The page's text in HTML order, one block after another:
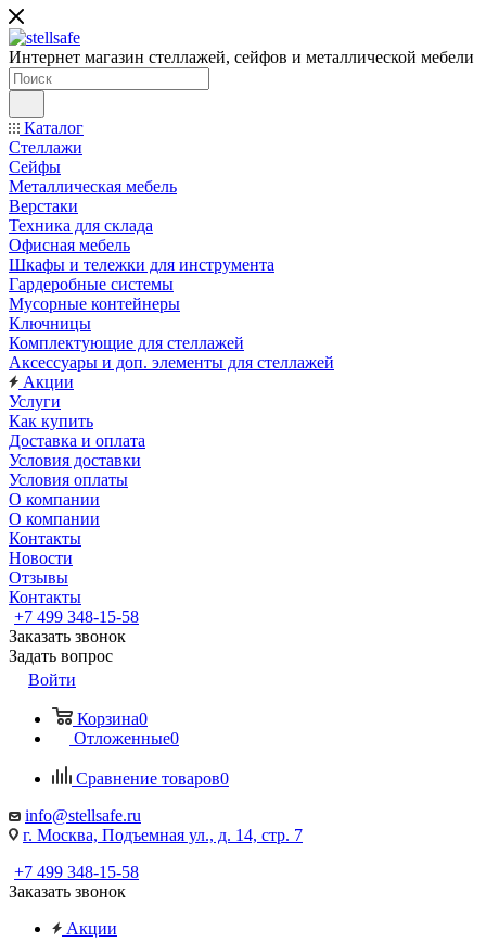
Интернет магазин стеллажей, сейфов и металлической мебели
Каталог
Стеллажи
Сейфы
Металлическая мебель
Верстаки
Техника для склада
Офисная мебель
Шкафы и тележки для инструмента
Гардеробные системы
Мусорные контейнеры
Ключницы
Комплектующие для стеллажей
Аксессуары и доп. элементы для стеллажей
Акции
Услуги
Как купить
Доставка и оплата
Условия доставки
Условия оплаты
О компании
О компании
Контакты
Новости
Отзывы
Контакты
+7 499 348-15-58
Заказать звонок
Задать вопрос
Войти
Корзина0
Отложенные0
Сравнение товаров0
info@stellsafe.ru
г. Москва, Подъемная ул., д. 14, стр. 7
+7 499 348-15-58
Заказать звонок
Акции